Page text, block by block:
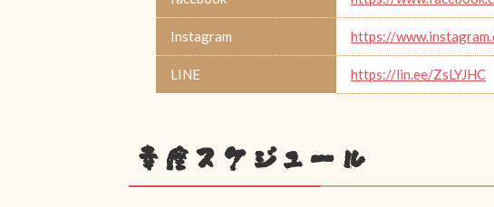
Instagram https://
LINE https://lin.ee/ZsLYJHC
幸座スケジュール